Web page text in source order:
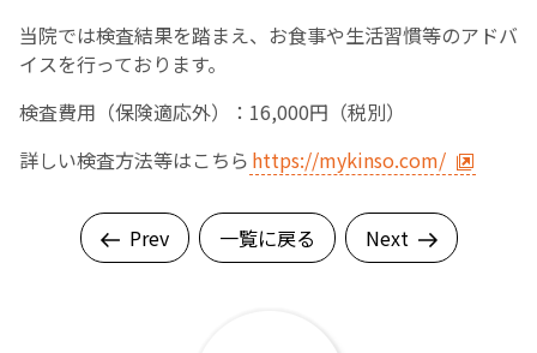
当院では検査結果を踏まえ、お食事や生活習慣等のアドバ
イスを行っております。
検査費用（保険適応外）：16,000円（税別）
詳しい検査方法等はこちら https://mykinso.com/
Prev 一覧に戻る Next